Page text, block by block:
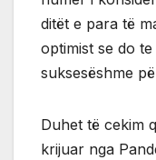
ditët e para të
optimist se do
suksesëshme
Duhet të cekim
krijuar nga